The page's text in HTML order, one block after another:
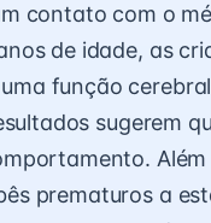
contato com o
de idade, as
função
sugerem
prematuros a